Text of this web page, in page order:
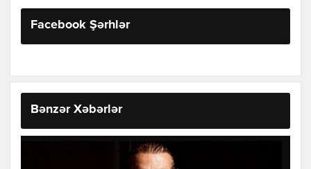
Facebook Şərhlər
Bənzər Xəbərlər